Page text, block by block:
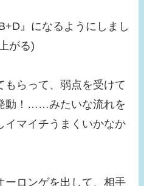
』になるようにしまし
がる)
もらって、弱点を受けて
動！……みたいな流れを
イマイチうまくいかなか
ーロンゲを出して、相手